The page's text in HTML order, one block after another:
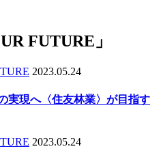
FUTURE 」
2023.05.24
実現へ〈住友林業〉が目指す
2023.05.24